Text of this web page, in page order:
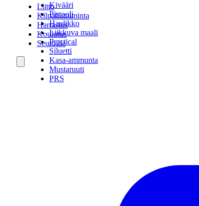
Kivääri
Pistooli
Haulikko
Liikkuva maali
Practical
Siluetti
Kasa-ammunta
Mustaruuti
PRS
Liitto
Kilpailutoiminta
Harrastus
Koulutus
Seuroille